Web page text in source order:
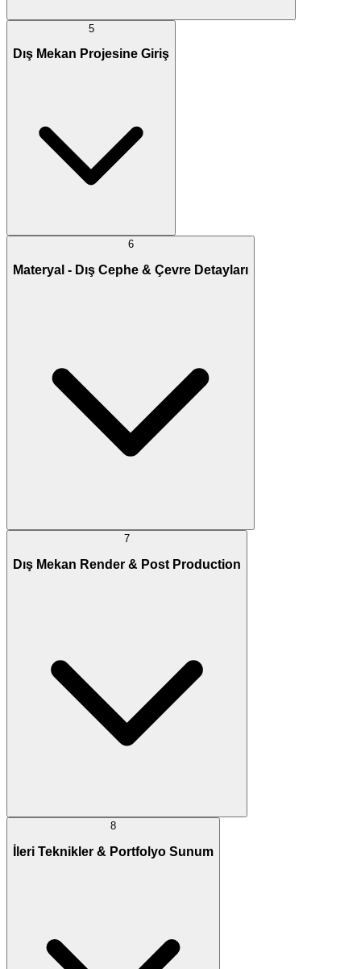
5
Dış Mekan Projesine Giriş
6
Materyal - Dış Cephe & Çevre Detayları
7
Dış Mekan Render & Post Production
8
İleri Teknikler & Portfolyo Sunum